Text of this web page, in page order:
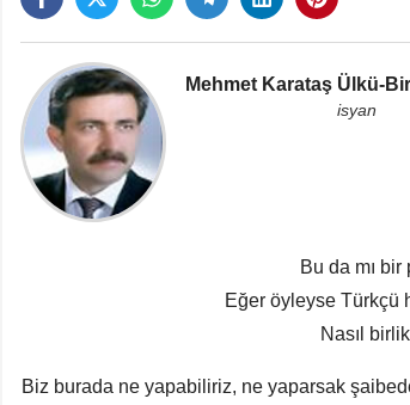
Mehmet Karataş Ülkü-
isyan
Bu da mı
Eğer öyleyse Türkçü
Nasıl
Biz burada ne yapabiliriz, ne yaparsak